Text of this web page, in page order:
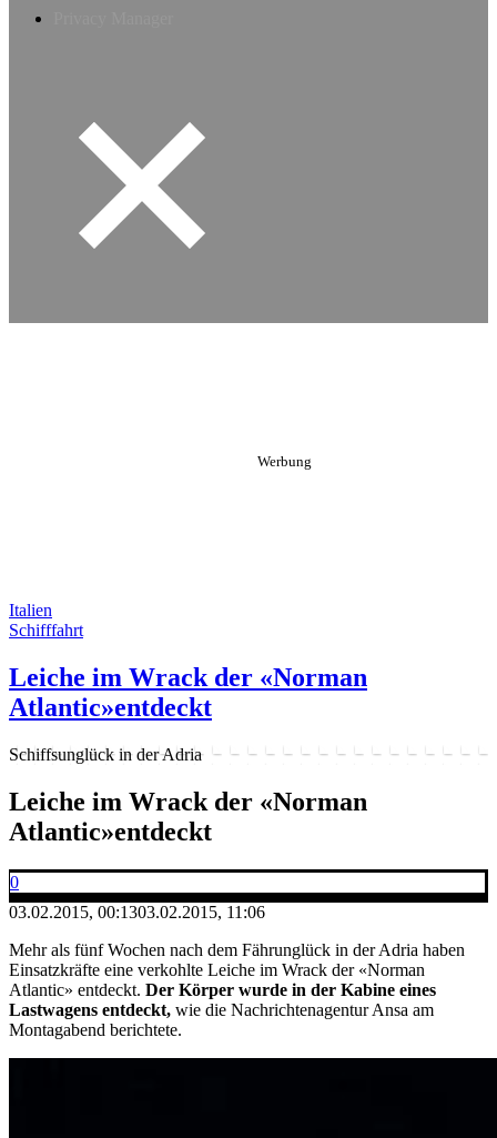
Italien
Schifffahrt
Leiche im Wrack der «Norman
Atlantic»entdeckt
Schiffsunglück in der Adria
Leiche im Wrack der «Norman
Atlantic»entdeckt
0
03.02.2015, 00:1303.02.2015, 11:06
Mehr als fünf Wochen nach dem Fährunglück in der Adria haben
Einsatzkräfte eine verkohlte Leiche im Wrack der «Norman
Atlantic» entdeckt. Der Körper wurde in der Kabine eines
Lastwagens entdeckt, wie die Nachrichtenagentur Ansa am
Montagabend berichtete.